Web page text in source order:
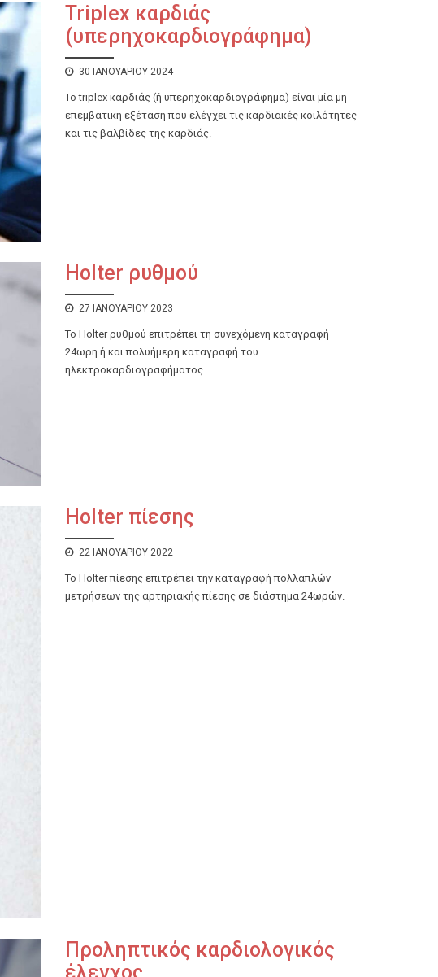
Triplex καρδιάς
(υπερηχοκαρδιογράφημα)
30 ΙΑΝΟΥΑΡΊΟΥ 2024
Το triplex καρδιάς (ή υπερηχοκαρδιογράφημα) είναι μία μη
επεμβατική εξέταση που ελέγχει τις καρδιακές κοιλότητες
και τις βαλβίδες της καρδιάς.
Holter ρυθμού
27 ΙΑΝΟΥΑΡΊΟΥ 2023
Το Holter ρυθμού επιτρέπει τη συνεχόμενη καταγραφή
24ωρη ή και πολυήμερη καταγραφή του
ηλεκτροκαρδιογραφήματος.
Holter πίεσης
22 ΙΑΝΟΥΑΡΊΟΥ 2022
Το Holter πίεσης επιτρέπει την καταγραφή πολλαπλών
μετρήσεων της αρτηριακής πίεσης σε διάστημα 24ωρών.
Προληπτικός καρδιολογικός